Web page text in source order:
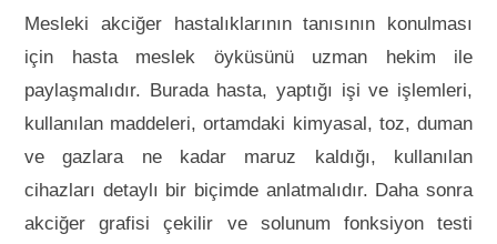
Mesleki akciğer hastalıklarının tanısının konulması
için hasta meslek öyküsünü uzman hekim ile
paylaşmalıdır. Burada hasta, yaptığı işi ve işlemleri,
kullanılan maddeleri, ortamdaki kimyasal, toz, duman
ve gazlara ne kadar maruz kaldığı, kullanılan
cihazları detaylı bir biçimde anlatmalıdır. Daha sonra
akciğer grafisi çekilir ve solunum fonksiyon testi